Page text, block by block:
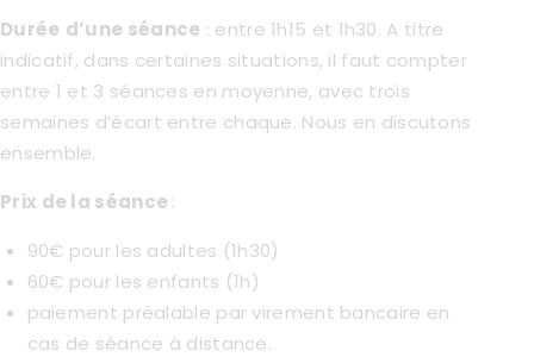
Durée d’une séance : entre 1h15 et 1h30. A titre
indicatif, dans certaines situations, il faut compter
entre 1 et 3 séances en moyenne, avec trois
semaines d’écart entre chaque. Nous en discutons
ensemble.
Prix de la séance:
90€ pour les adultes (1h30)
60€ pour les enfants (1h)
paiement préalable par virement bancaire en
cas de séance à distance.